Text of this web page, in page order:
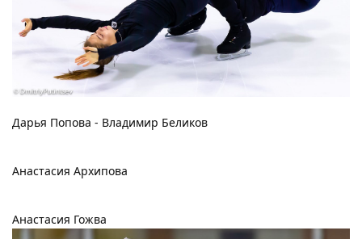
Дарья Попова - Владимир Беликов
Анастасия Архипова
Анастасия Гожва